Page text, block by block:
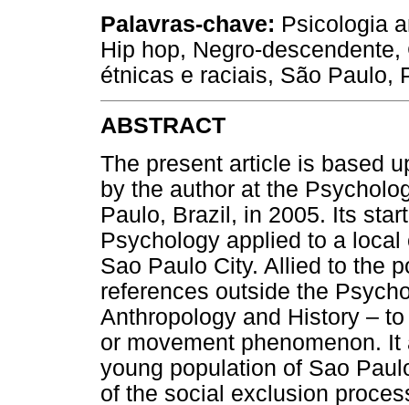
Palavras-chave: Psicologia
Hip hop, Negro-
étnicas e raciais, São Paulo,
ABSTRACT
The present article is based
by the author at the
Paulo, Brazil, in 2005. Its
Psychology applied to a
Sao Paulo City. Allied to the
references outside the
Anthropology and History –
or movement phenomenon.
young population of Sao
of the social exclusion